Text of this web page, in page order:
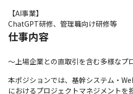
【AI事業】
ChatGPT研修、管理職向け研修等
仕事内容
～上場企業との直取引を含む多様なプ
本ポジションでは、基幹システム・
におけるプロジェクトマネジメントを